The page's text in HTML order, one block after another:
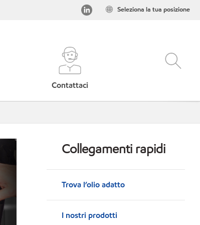
Seleziona la tua posizione
Contattaci
Collegamenti rapidi
Trova l’olio adatto
I nostri prodotti